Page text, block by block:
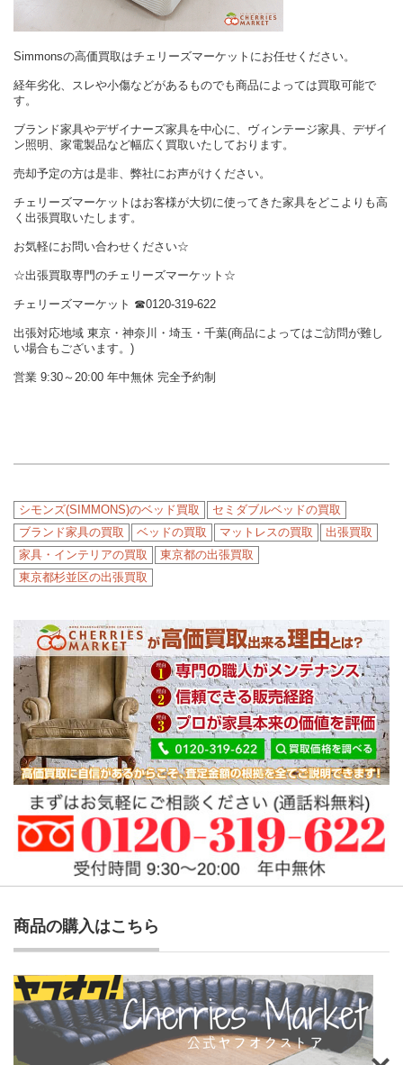
Simmonsの高価買取はチェリーズマーケットにお任せください。
経年劣化、スレや小傷などがあるものでも商品によっては買取可能で
す。
ブランド家具やデザイナーズ家具を中心に、ヴィンテージ家具、デザイ
ン照明、家電製品など幅広く買取いたしております。
売却予定の方は是非、弊社にお声がけください。
チェリーズマーケットはお客様が大切に使ってきた家具をどこよりも高
く出張買取いたします。
お気軽にお問い合わせください☆
☆出張買取専門のチェリーズマーケット☆
チェリーズマーケット ☎︎0120-319-622
出張対応地域 東京・神奈川・埼玉・千葉(商品によってはご訪問が難し
い場合もございます。)
営業 9:30～20:00 年中無休 完全予約制
シモンズ(SIMMONS)のベッド買取
セミダブルベッドの買取
ブランド家具の買取
ベッドの買取 マットレスの買取
出張買取
家具・インテリアの買取
東京都の出張買取
東京都杉並区の出張買取
商品の購入はこちら